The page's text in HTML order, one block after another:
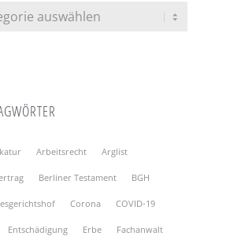
Arbeitsrecht Arglist
Berliner Testament BGH
Corona COVID-19
Entschädigung Erbe Fachanwalt